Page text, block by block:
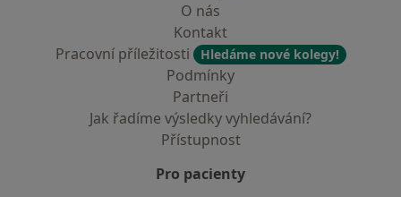
O nás
Kontakt
Pracovní příležitosti
Hledáme nové kolegy!
Podmínky
Partneři
Jak řadíme výsledky vyhledávání?
Přístupnost
Pro pacienty